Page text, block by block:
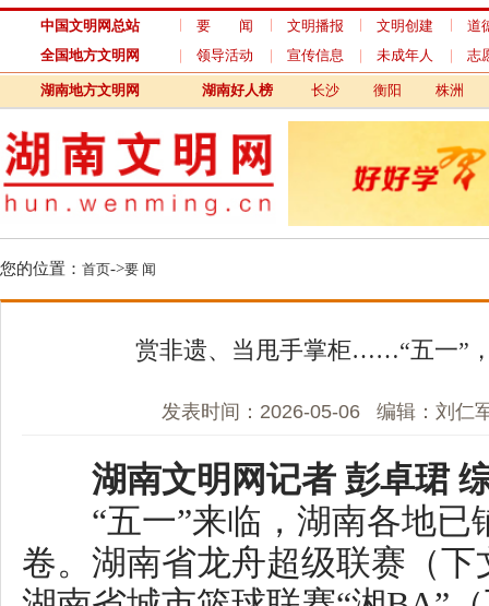
中国文明网总站 要 闻 文明播报 文明创建
道德模范
全国地方文明网
领导活动 宣传信息 未成年人 志愿服务
湖南地方文明网 湖南好人榜 株洲 湘潭
您的位置： ->
“五一”来临，湖南各地已铺
卷。湖南省龙舟超级联赛（下文
湖南省城市篮球联赛“湘BA”（下
等赛事正在“火辣”进行，郴州、